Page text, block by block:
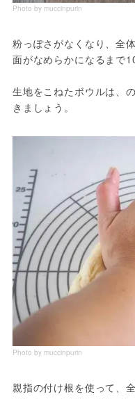
Photo by muccinpurin
粉っぽさがなくなり、全
面がなめらかになるまで
生地をこねたボウルは、
きましょう。
Photo by muccinpurin
親指の付け根を使って、